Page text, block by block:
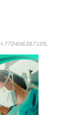
770406387105,